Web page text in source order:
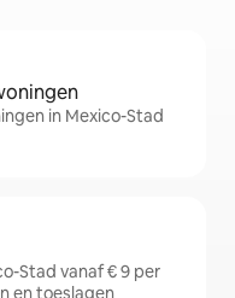
in Mexico-Stad
Stad vanaf € 9 per
en toeslagen